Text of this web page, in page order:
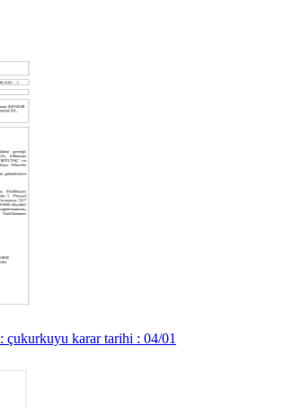
çukurkuyu karar tarihi : 04/01